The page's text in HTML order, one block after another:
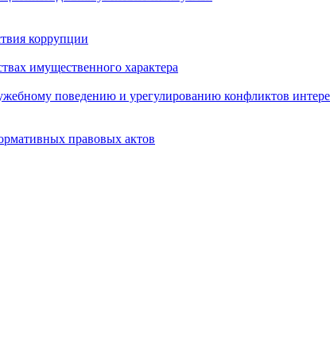
коррупции
имущественного характера
поведению и урегулированию конфликтов
правовых актов